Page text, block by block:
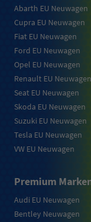
Abarth EU Neuwagen
Cupra EU Neuwagen
Fiat EU Neuwagen
Ford EU Neuwagen
Opel EU Neuwagen
Renault EU Neuwagen
Seat EU Neuwagen
Skoda EU Neuwagen
Suzuki EU Neuwagen
Tesla EU Neuwagen
VW EU Neuwagen
Premium
Audi EU Neuwagen
Bentley Neuwagen